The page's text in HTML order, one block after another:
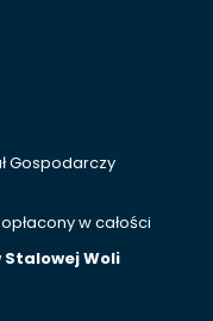
Gospodarczy
w całości
Stalowej Woli